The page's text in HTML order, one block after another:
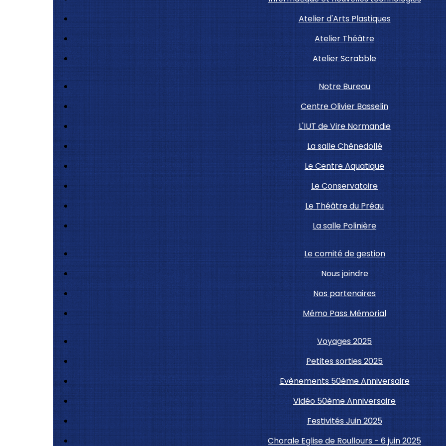
Atelier d'Arts Plastiques
Atelier Théâtre
Atelier Scrabble
Notre Bureau
Centre Olivier Basselin
L'IUT de Vire Normandie
La salle Chênedollé
Le Centre Aquatique
Le Conservatoire
Le Théâtre du Préau
La salle Polinière
Le comité de gestion
Nous joindre
Nos partenaires
Mémo Pass Mémorial
Voyages 2025
Petites sorties 2025
Evènements 50ème Anniversaire
Vidéo 50ème Anniversaire
Festivités Juin 2025
Chorale Eglise de Roullours - 6 juin 2025